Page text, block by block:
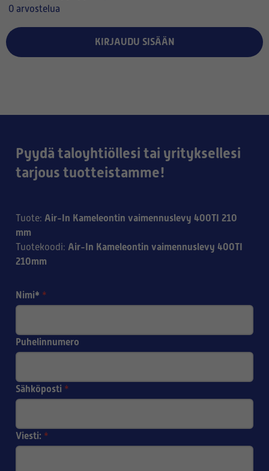
0 arvostelua
KIRJAUDU SISÄÄN
Pyydä taloyhtiöllesi tai yrityksellesi
tarjous tuotteistamme!
Tuote: Air-In Kameleontin vaimennuslevy 400TI 210
mm
Tuotekoodi: Air-In Kameleontin vaimennuslevy 400TI
210mm
Nimi* *
Puhelinnumero
Sähköposti *
Viesti: *